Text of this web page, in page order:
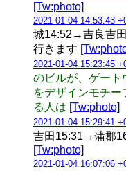
[Tw:photo]
2021-01-04 14:53:43
城14:52→吉良吉
行きます
2021-01-04 15:23:45
のビルが、ゲート
をデザインモチ
る人は [Tw:photo]
2021-01-04 15:29:41
吉田15:31→蒲郡
[Tw:photo]
2021-01-04 16:07:06